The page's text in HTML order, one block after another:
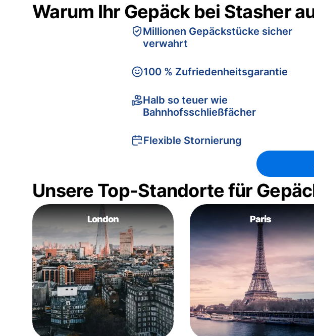
Warum Ihr Gepäck bei Stasher
Millionen Gepäckstücke sicher
verwahrt
100 % Zufriedenheitsgarantie
Halb so teuer wie
Bahnhofsschließfächer
Flexible Stornierung
Unsere Top-Standorte für
London Paris